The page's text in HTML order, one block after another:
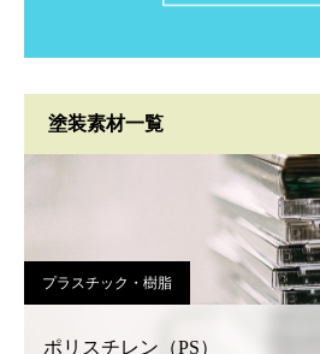
塗装素材一覧
プラスチック・樹脂
ポリスチレン（PS）